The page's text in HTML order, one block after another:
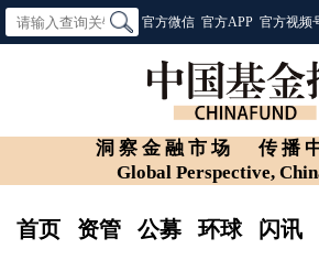
官方微信 官方APP 官方视频
洞察金融市场
传播
Global Perspective,
首页 资管 公募 环球 闪讯